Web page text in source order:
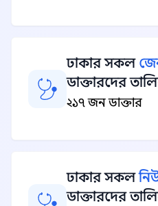
ঢাকার সকল
ডাক্তারদের
২১৭ জন ডাক্তার
ঢাকার সকল
ডাক্তারদের